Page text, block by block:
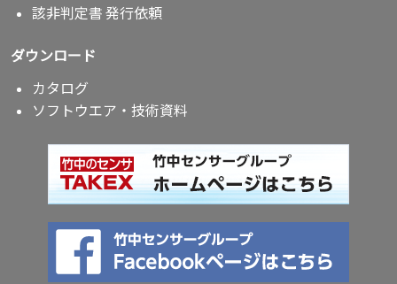
該非判定書 発行依頼
ダウンロード
カタログ
ソフトウエア・技術資料